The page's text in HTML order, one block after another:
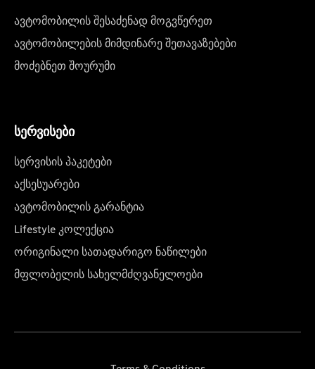
ავტომობილის შესაძენად მოგვწერეთ
ავტომობილების მიმდინარე შეთავაზებები
მოძებნეთ შოურუმი
სერვისები
სერვისის პაკეტები
აქსესუარები
ავტომობილის გარანტია
Lifestyle კოლექცია
ორიგინალი სათადარიგო ნაწილები
მფლობელის სახელმძღვანელოები